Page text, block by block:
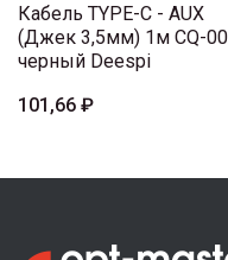
Кабель TYPE-C - AUX
(Джек 3,5мм) 1м CQ-
черный Deespi
101,66 ₽